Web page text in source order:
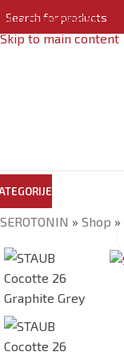
Skip to navigation
Skip to main content
SEROTONIN » Shop »